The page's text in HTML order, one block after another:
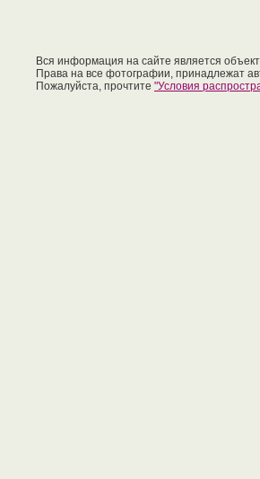
Вся информация на сайте является
Права на все фотографии, принадлежат
Пожалуйста, прочтите "Условия